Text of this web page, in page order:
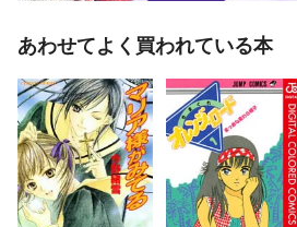
あわせてよく買われている本